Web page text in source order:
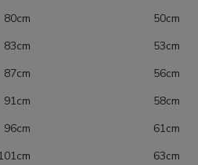
50cm
53cm
56cm
58cm
61cm
63cm